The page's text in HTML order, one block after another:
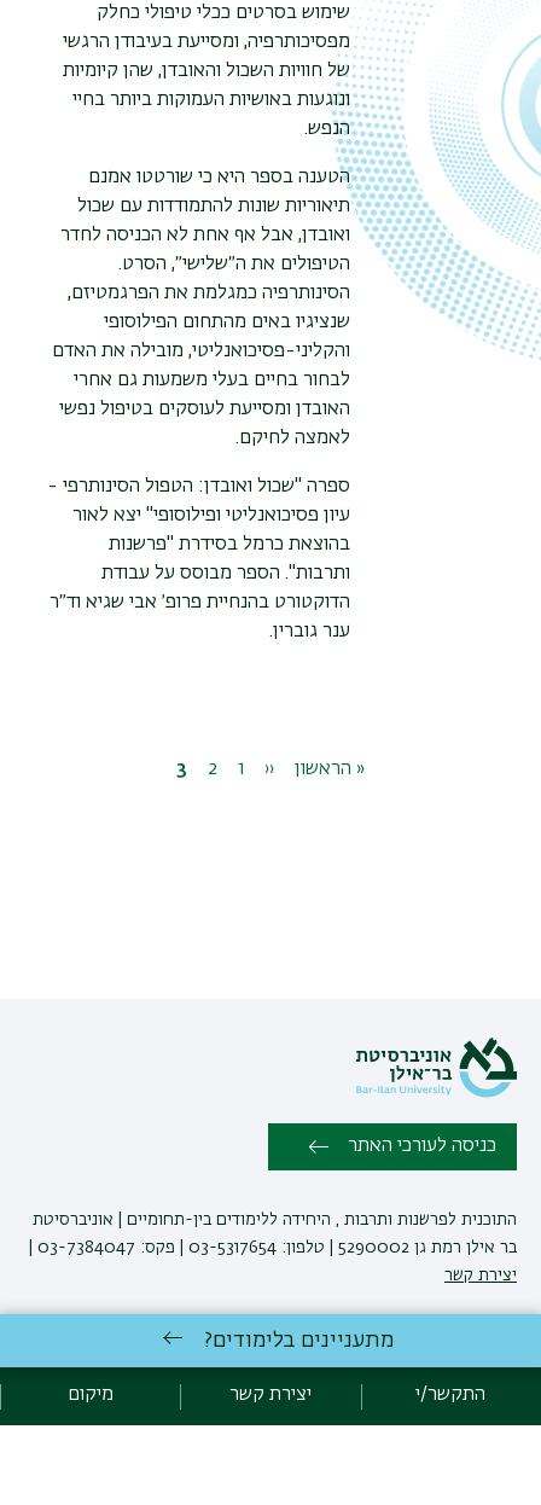
שימוש בסרטים ככלי טיפולי כחלק
מפסיכותרפיה, ומסייעת בעיבודן הרגשי
של חוויות השכול והאובדן, שהן קיומיות
ונוגעות באושיות העמוקות ביותר בחיי
הנפש.
הטענה בספר היא כי שורטטו אמנם
תיאוריות שונות להתמודדות עם שכול
ואובדן, אבל אף אחת לא הכניסה לחדר
הטיפולים את ה״שלישי״, הסרט.
הסינותרפיה כמגלמת את הפרגמטיזם,
שנציגיו באים מהתחום הפילוסופי
והקליני-פסיכואנליטי, מובילה את האדם
לבחור בחיים בעלי משמעות גם אחרי
האובדן ומסייעת לעוסקים בטיפול נפשי
לאמצה לחיקם.
ספרה "שכול ואובדן: הטפול הסינותרפי -
עיון פסיכואנליטי ופילוסופי" יצא לאור
בהוצאת כרמל בסידרת "פרשנות
ותרבות". הספר מבוסס על עבודת
הדוקטורט בהנחיית פרופ׳ אבי שגיא וד״ר
ענר גוברין.
דף
« הראשון
העמוד
‹‹ דף1 דף
2
דף
3
כניסה לעורכי האתר
התוכנית לפרשנות ותרבות , היחידה ללימודים בין-תחומיים | אוניברסיטת
בר אילן רמת גן 5290002 | טלפון: 03-5317654 | פקס: 03-7384047 |
יצירת קשר
אגף תקשוב, אוניברסיטת בר-אילן
אקדימה בר-אילן
מתעניינים בלימודים?
התקשר/י יצירת קשר מיקום